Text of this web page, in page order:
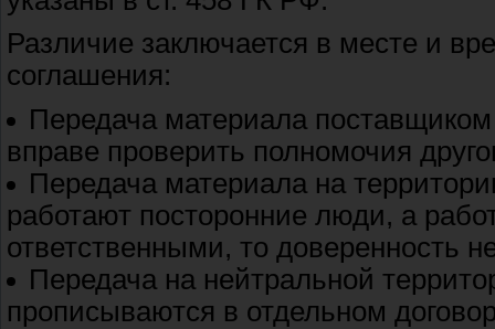
Различие заключается в месте и
соглашения:
Передача материала
вправе проверить полномочия
Передача материала на
работают посторонние люди, а
ответственными, то доверенность
Передача на нейтральной
прописываются в отдельном